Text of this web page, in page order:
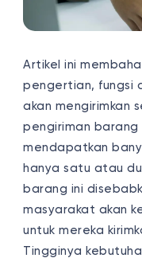
Artikel ini
pengertian, fungsi
akan mengirimkan
pengiriman barang
mendapatkan
hanya satu atau
barang ini
masyarakat akan
untuk mereka
Tingginya